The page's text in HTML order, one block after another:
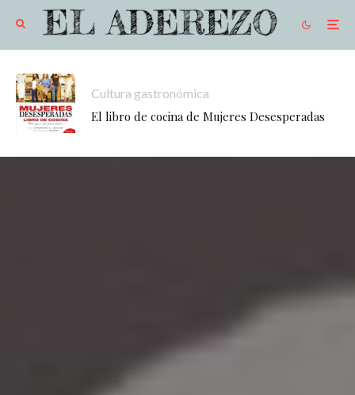
Cultura gastronómica
El libro de cocina de Mujeres Desesperadas